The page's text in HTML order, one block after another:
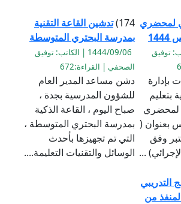
لمحضري
الكاتب: توفيق
بإدارة
بتعليم
لمحضري
بعنوان (
وفق
...
174) تدشين القاعة التقنية
بمدرسة البحتري المتوسطة
1444/09/06 | الكاتب: توفيق
الصحفي | القراءة:672
دشن مساعد المدير العام
للشؤون المدرسية بجدة ،
صباح اليوم ، القاعة الذكية
بمدرسة البحتري المتوسطة ،
التي تم تجهيزها بأحدث
الوسائل والتقنيات التعليمة....
التدريبي
من